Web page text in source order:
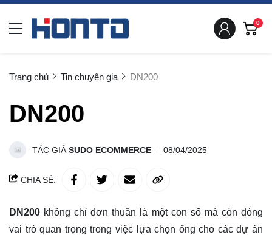
0
Trang chủ Tin chuyên gia DN200
DN200
TÁC GIẢ SUDO ECOMMERCE 08/04/2025
CHIA SẺ:
DN200 không chỉ đơn thuần là một con số mà còn đóng
vai trò quan trọng trong việc lựa chọn ống cho các dự án